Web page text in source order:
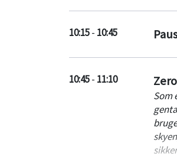
10:15- 10:45
10:45- 11:10
Som